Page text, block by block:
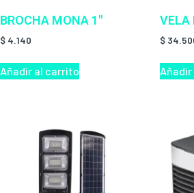
BROCHA MONA 1″
$ 4.140
Añadir al carrito
VELA
$